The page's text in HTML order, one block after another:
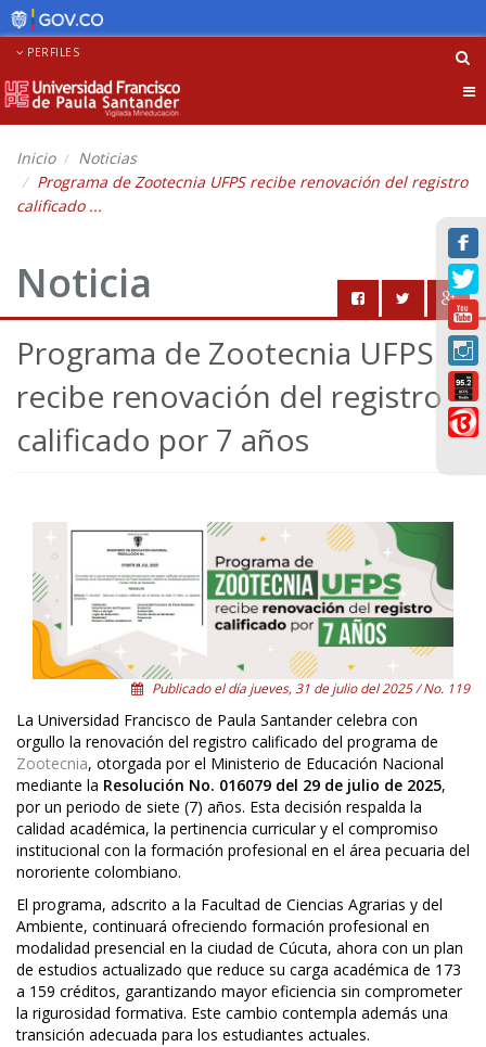
PERFILES
Inicio
Noticias
Programa de Zootecnia UFPS recibe renovación del registro
calificado ...
Noticia
Programa de Zootecnia UFPS
recibe renovación del registro
calificado por 7 años
Publicado el día jueves, 31 de julio del 2025 / No. 119
La Universidad Francisco de Paula Santander celebra con
orgullo la renovación del registro calificado del programa de
Zootecnia, otorgada por el Ministerio de Educación Nacional
mediante la Resolución No. 016079 del 29 de julio de 2025,
por un periodo de siete (7) años. Esta decisión respalda la
calidad académica, la pertinencia curricular y el compromiso
institucional con la formación profesional en el área pecuaria del
nororiente colombiano.
El programa, adscrito a la Facultad de Ciencias Agrarias y del
Ambiente, continuará ofreciendo formación profesional en
modalidad presencial en la ciudad de Cúcuta, ahora con un plan
de estudios actualizado que reduce su carga académica de 173
a 159 créditos, garantizando mayor eficiencia sin comprometer
la rigurosidad formativa. Este cambio contempla además una
transición adecuada para los estudiantes actuales.